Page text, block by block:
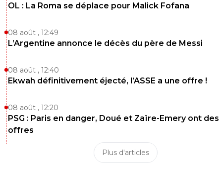
OL : La Roma se déplace pour Malick Fofana
08 août , 12:49
L’Argentine annonce le décès du père de Messi
08 août , 12:40
Ekwah définitivement éjecté, l’ASSE a une offre !
08 août , 12:20
PSG : Paris en danger, Doué et Zaïre-Emery ont des
offres
Plus d'articles